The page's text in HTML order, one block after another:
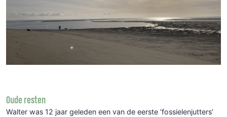
Oude resten
Walter was 12 jaar geleden een van de eerste ‘fossielenjutters’